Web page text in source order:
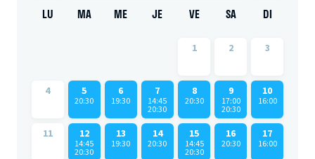
LU MA ME JE VE SA DI
1 2 3
4 5
20:30
6
19:30
7
14:45
20:30
8
20:30
9
17:00
20:30
10
16:00
11 12
14:45
20:30
13
19:30
14
20:30
15
14:45
20:30
16
20:30
17
16:00